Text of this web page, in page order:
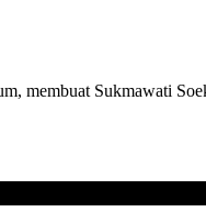
membuat Sukmawati